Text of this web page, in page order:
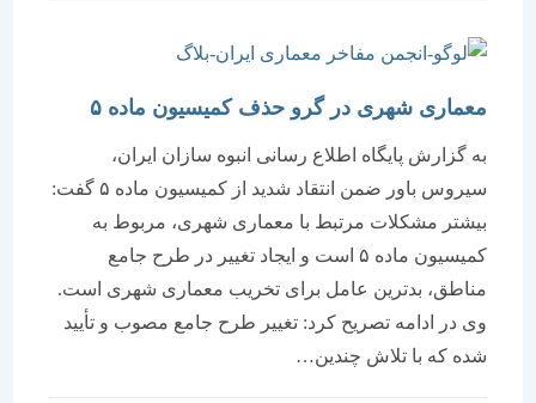
معماری شهری در گرو حذف کمیسیون ماده ۵
به گزارش پایگاه اطلاع رسانی انبوه سازان ایران،
سیروس باور ضمن انتقاد شدید از کمیسیون ماده ۵ گفت:
بیشتر مشکلات مرتبط با معماری شهری، مربوط به
کمیسیون ماده ۵ است و ایجاد تغییر در طرح جامع
مناطق، بدترین عامل برای تخریب معماری شهری است.
وی در ادامه تصریح کرد: تغییر طرح جامع مصوب و تأیید
شده که با تلاش چندین…